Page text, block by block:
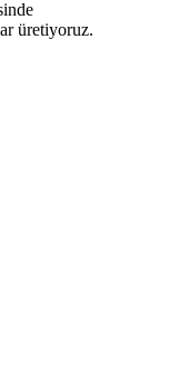
üretiyoruz.